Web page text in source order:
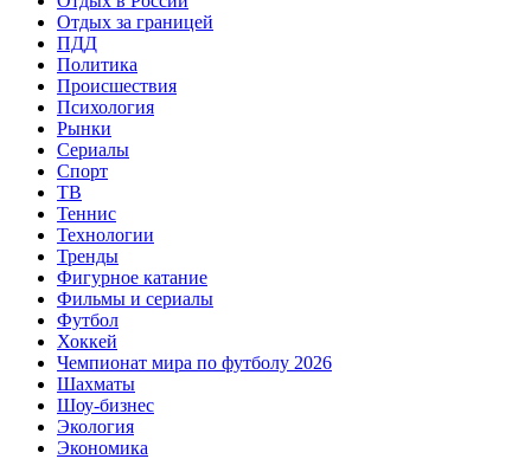
Отдых за границей
ПДД
Политика
Происшествия
Психология
Рынки
Сериалы
Спорт
ТВ
Теннис
Технологии
Тренды
Фигурное катание
Фильмы и сериалы
Футбол
Хоккей
Чемпионат мира по футболу 2026
Шахматы
Шоу-бизнес
Экология
Экономика